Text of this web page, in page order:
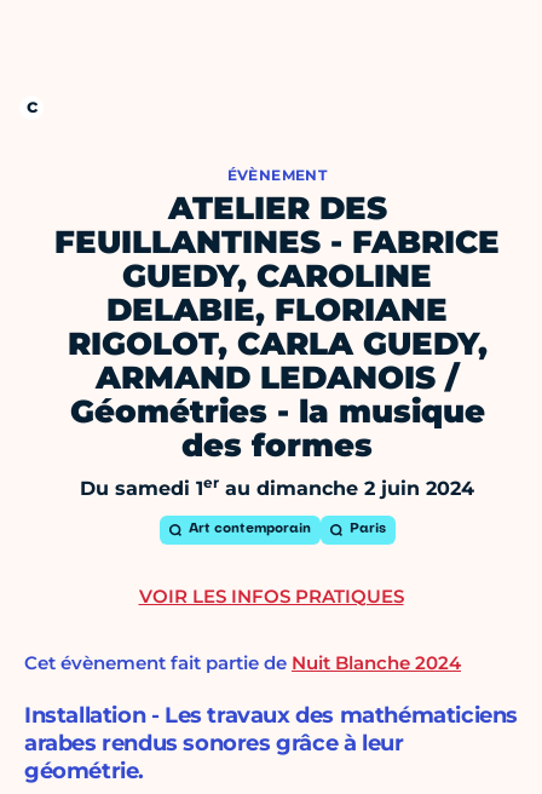
ÉVÈNEMENT
ATELIER DES
FEUILLANTINES - FABRICE
GUEDY, CAROLINE
DELABIE, FLORIANE
RIGOLOT, CARLA GUEDY,
ARMAND LEDANOIS /
Géométries - la musique
des formes
Du samedi 1er au dimanche 2 juin 2024
Art contemporain Paris
Cet évènement fait partie de Nuit Blanche 2024
Installation - Les travaux des mathématiciens
arabes rendus sonores grâce à leur
géométrie.
VOIR LES INFOS PRATIQUES